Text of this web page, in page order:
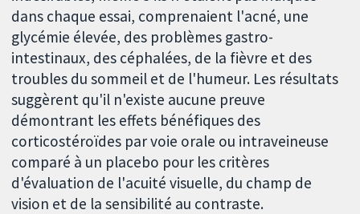
dans chaque essai, comprenaient l'acné, une
glycémie élevée, des problèmes gastro-
intestinaux, des céphalées, de la fièvre et des
troubles du sommeil et de l'humeur. Les résultats
suggèrent qu'il n'existe aucune preuve
démontrant les effets bénéfiques des
corticostéroïdes par voie orale ou intraveineuse
comparé à un placebo pour les critères
d'évaluation de l'acuité visuelle, du champ de
vision et de la sensibilité au contraste.